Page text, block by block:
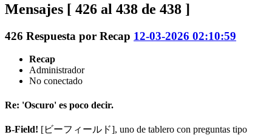
Mensajes [ 426 al 438 de 438 ]
426 Respuesta por Recap 12-03-2026 02:10:59
Recap
Administrador
No conectado
Re: 'Oscuro' es poco decir.
B-Field! [ビーフィールド], uno de tablero con preguntas tipo